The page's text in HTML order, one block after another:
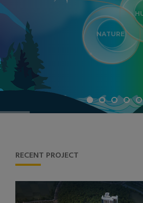
NATURE
RECENT PROJECT